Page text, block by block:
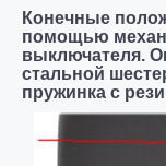
Конечные
помощью
выключателя.
стальной
пружинка с